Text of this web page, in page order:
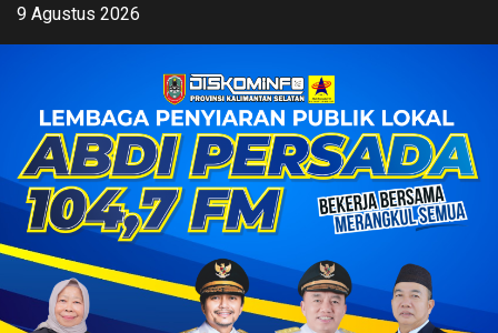
Skip9 Agustus 2026